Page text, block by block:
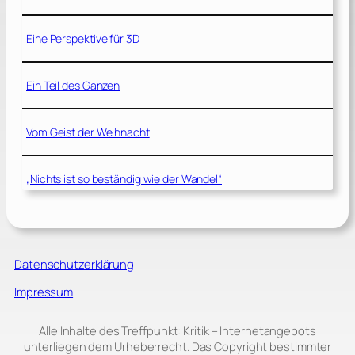
Eine Perspektive für 3D
Ein Teil des Ganzen
Vom Geist der Weihnacht
„Nichts ist so beständig wie der Wandel“
Datenschutzerklärung
Impressum
Alle Inhalte des Treffpunkt: Kritik – Internetangebots
unterliegen dem Urheberrecht. Das Copyright bestimmter